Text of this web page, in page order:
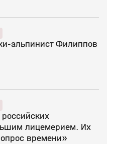
Филиппов
лицемерием. Их
времени»